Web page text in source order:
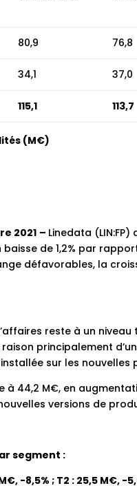
80,9 76,8
34,1 37,0
115,1 113,7
(M€)
2021 – Linedata
baisse de 1,2% par
défavorables, la
reste à un niveau
principalement
sur les nouvelles
à 44,2 M€, en
versions de
segment :
-8,5% ; T2 : 25,5 M€, -